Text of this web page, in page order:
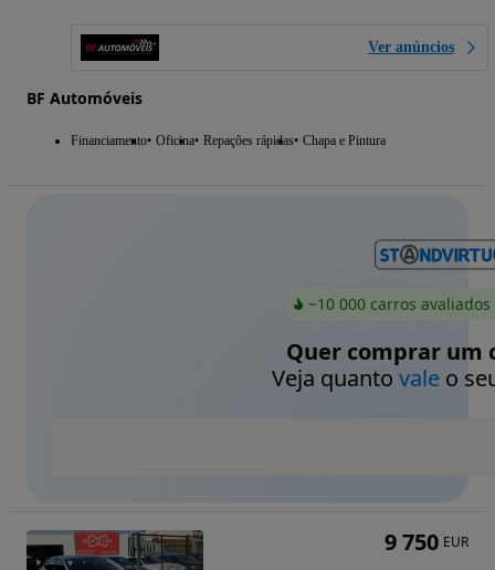
Ver anúncios
BF Automóveis
Financiamento Oficina Repações rápidas Chapa e Pintura
~10 000 carros
Quer comprar um
Veja quanto valeo
9 750 EUR